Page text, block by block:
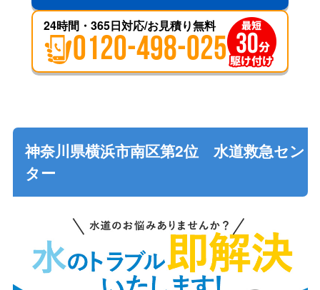
24時間・365日対応/お見積り無料
0120-498-025
神奈川県横浜市南区第2位 水道救急セン
ター